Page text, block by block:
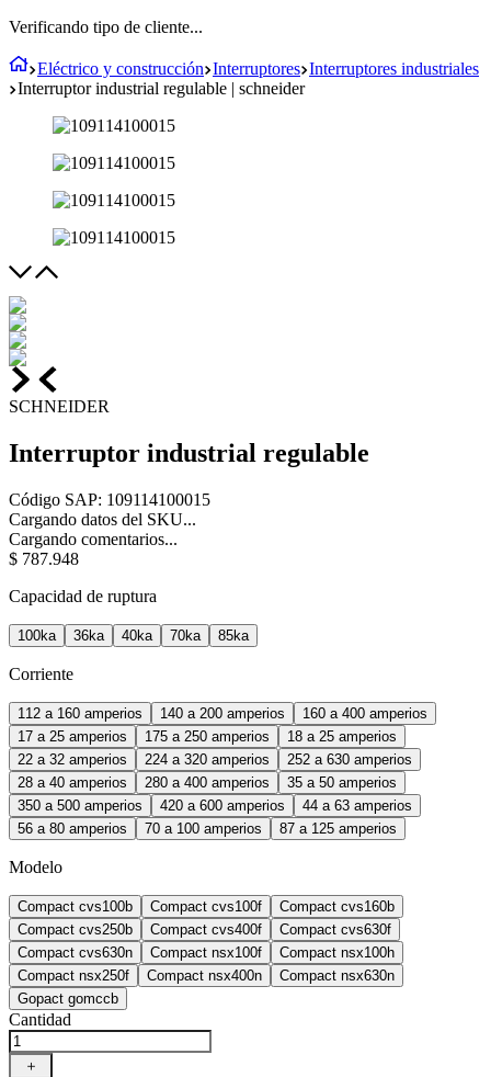
Verificando tipo de cliente...
Eléctrico y construcción Interruptores Interruptores industriales
Interruptor industrial regulable | schneider
SCHNEIDER
Interruptor industrial regulable
Código SAP: 109114100015
Cargando datos del SKU...
Cargando comentarios...
$ 787.948
Capacidad de ruptura
100ka 36ka 40ka 70ka 85ka
Corriente
112 a 160 amperios 140 a 200 amperios
160 a 400 amperios
17 a 25 amperios
175 a 250 amperios
18 a 25 amperios
22 a 32 amperios
224 a 320 amperios
252 a 630 amperios
28 a 40 amperios
280 a 400 amperios
35 a 50 amperios
350 a 500 amperios
420 a 600 amperios
44 a 63 amperios
56 a 80 amperios
70 a 100 amperios 87 a 125 amperios
Modelo
Compact cvs100b Compact cvs100f
Compact cvs160b
Compact cvs250b
Compact cvs400f
Compact cvs630f
Compact cvs630n
Compact nsx100f
Compact nsx100h
Compact nsx250f
Compact nsx400n
Compact nsx630n
Gopact gomccb
Cantidad
＋